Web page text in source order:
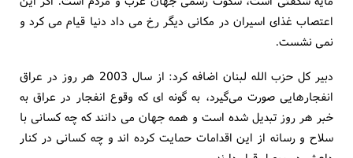
اعتصاب غذای اسیران در مکانی دیگر رخ می داد دنیا قیام می کرد و
نمی نشست.
دبیر کل حزب الله لبنان اضافه کرد: از سال 2003 هر روز در عراق
انفجارهایی صورت می‌گیرد، به گونه‌ ای که وقوع انفجار در عراق به
خبر هر روز تبدیل شده است و همه جهان می ‌دانند که چه کسانی با
سلاح و رسانه از این اقدامات حمایت کرده اند و چه کسانی در کنار